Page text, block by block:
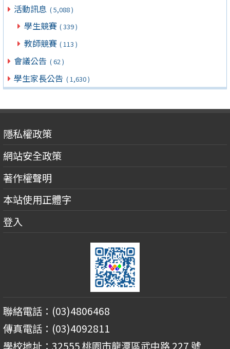
活動訊息 ( 5,088 )
學生競賽 ( 339 )
教師競賽 ( 113 )
會議公告 ( 62 )
學生家長公告 ( 1,630 )
隱私權政策
網站安全政策
著作權聲明
本站使用正體字
登入
聯絡電話：(03)4806468
傳真電話：(03)4092811
學校地址：32555 桃園市龍潭區武中路 227 號